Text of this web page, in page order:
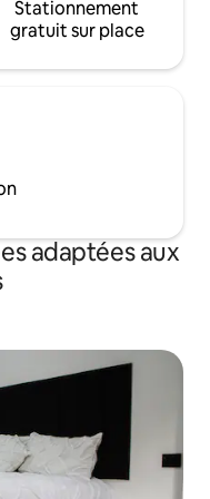
Stationnement
gratuit sur place
adaptées aux